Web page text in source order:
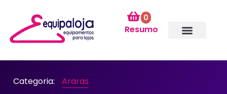
0
Resumo
Categoria: Araras